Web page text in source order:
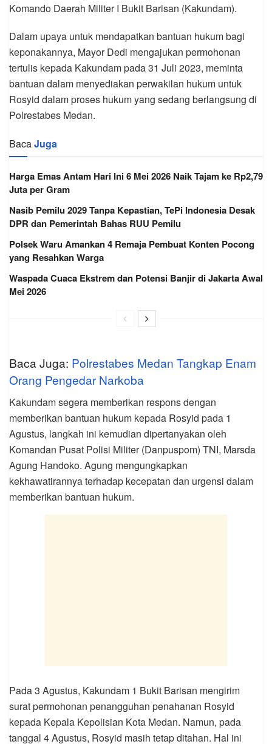
Komando Daerah Militer I Bukit Barisan (Kakundam).
Dalam upaya untuk mendapatkan bantuan hukum bagi
keponakannya, Mayor Dedi mengajukan permohonan
tertulis kepada Kakundam pada 31 Juli 2023, meminta
bantuan dalam menyediakan perwakilan hukum untuk
Rosyid dalam proses hukum yang sedang berlangsung di
Polrestabes Medan.
BacaJuga
Harga Emas Antam Hari Ini 6 Mei 2026 Naik Tajam ke Rp2,79
Juta per Gram
Nasib Pemilu 2029 Tanpa Kepastian, TePi Indonesia Desak
DPR dan Pemerintah Bahas RUU Pemilu
Polsek Waru Amankan 4 Remaja Pembuat Konten Pocong
yang Resahkan Warga
Waspada Cuaca Ekstrem dan Potensi Banjir di Jakarta Awal
Mei 2026
Baca Juga: Polrestabes Medan Tangkap Enam
Orang Pengedar Narkoba
Kakundam segera memberikan respons dengan
memberikan bantuan hukum kepada Rosyid pada 1
Agustus, langkah ini kemudian dipertanyakan oleh
Komandan Pusat Polisi Militer (Danpuspom) TNI, Marsda
Agung Handoko. Agung mengungkapkan
kekhawatirannya terhadap kecepatan dan urgensi dalam
memberikan bantuan hukum.
Pada 3 Agustus, Kakundam 1 Bukit Barisan mengirim
surat permohonan penangguhan penahanan Rosyid
kepada Kepala Kepolisian Kota Medan. Namun, pada
tanggal 4 Agustus, Rosyid masih tetap ditahan. Hal ini